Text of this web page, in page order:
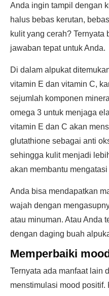
Anda ingin tampil dengan
halus bebas kerutan,
kulit yang cerah?
jawaban tepat untuk Anda.
Di dalam alpukat
vitamin E dan vitamin C,
sejumlah komponen
omega 3 untuk menjaga
vitamin E dan C akan
glutathione sebagai anti
sehingga kulit menjadi
akan membantu
Anda bisa mendapatkan
wajah dengan
atau minuman. Atau Anda
dengan daging buah
Memperbaiki
Ternyata ada manfaat lain
menstimulasi mood positif.